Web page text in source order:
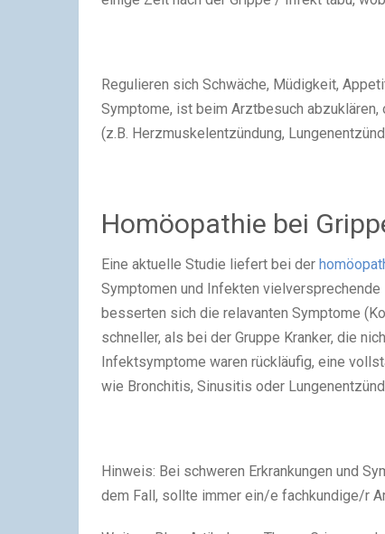
Regulieren sich Schwäche, Müdigkeit,
Symptome, ist beim Arztbesuch
(z.B. Herzmuskelentzündung,
Homöopathie bei
Eine aktuelle Studie liefert bei der
Symptomen und Infekten
besserten sich die relavanten Symptome
schneller, als bei der Gruppe Kranker, die
Infektsymptome waren rückläufig, eine
wie Bronchitis, Sinusitis oder
Hinweis: Bei schweren Erkrankungen und
dem Fall, sollte immer ein/e fachkundige/r